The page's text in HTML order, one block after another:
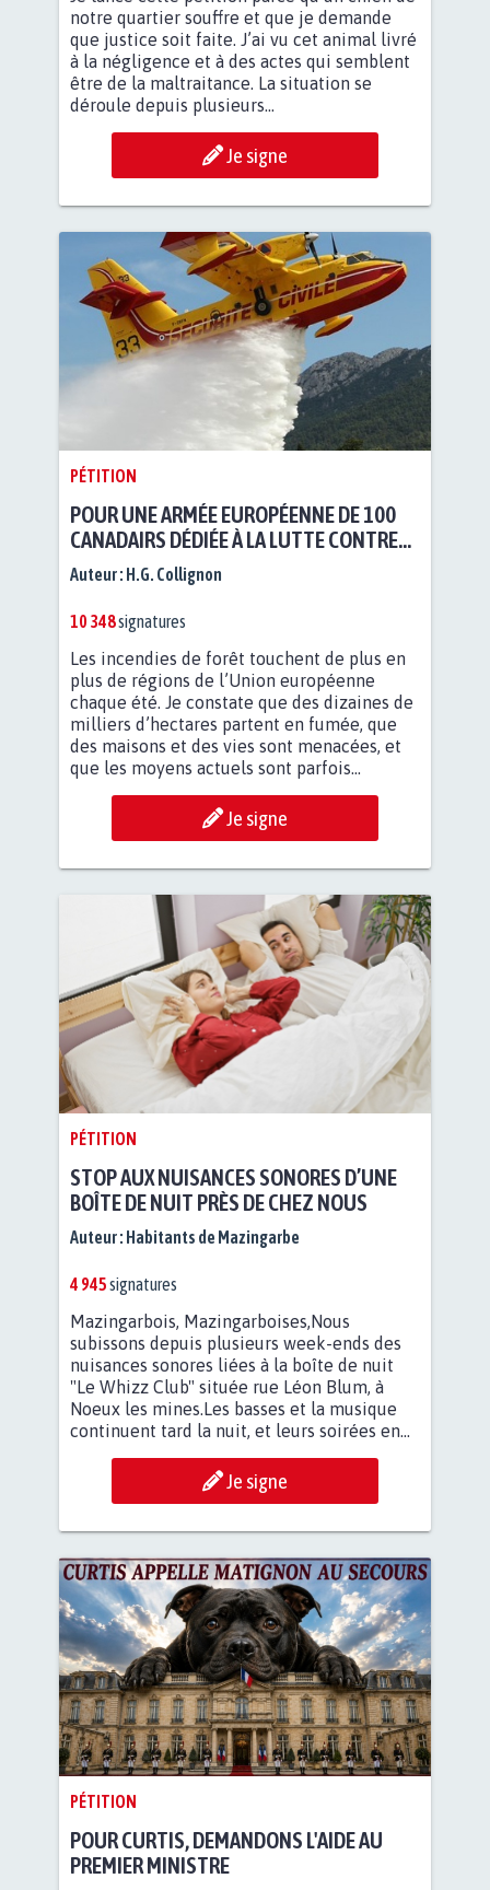
notre quartier souffre et que je demande
que justice soit faite. J’ai vu cet animal livré
à la négligence et à des actes qui semblent
être de la maltraitance. La situation se
déroule depuis plusieurs...
Je signe
PÉTITION
POUR UNE ARMÉE EUROPÉENNE DE 100
CANADAIRS DÉDIÉE À LA LUTTE CONTRE
LES...
Auteur : H.G. Collignon
10 348signatures
Les incendies de forêt touchent de plus en
plus de régions de l’Union européenne
chaque été. Je constate que des dizaines de
milliers d’hectares partent en fumée, que
des maisons et des vies sont menacées, et
que les moyens actuels sont parfois...
Je signe
PÉTITION
STOP AUX NUISANCES SONORES D’UNE
BOÎTE DE NUIT PRÈS DE CHEZ NOUS
Auteur : Habitants de Mazingarbe
4 945signatures
Mazingarbois, Mazingarboises,Nous
subissons depuis plusieurs week-ends des
nuisances sonores liées à la boîte de nuit
"Le Whizz Club" située rue Léon Blum, à
Noeux les mines.Les basses et la musique
continuent tard la nuit, et leurs soirées en...
Je signe
PÉTITION
POUR CURTIS, DEMANDONS L'AIDE AU
PREMIER MINISTRE